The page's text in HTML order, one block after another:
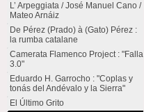
L’ Arpeggiata / José Manuel Cano /
Mateo Arnáiz
De Pérez (Prado) à (Gato) Pérez :
la rumba catalane
Camerata Flamenco Project : "Falla
3.0"
Eduardo H. Garrocho : "Coplas y
tonás del Andévalo y la Sierra"
El Último Grito